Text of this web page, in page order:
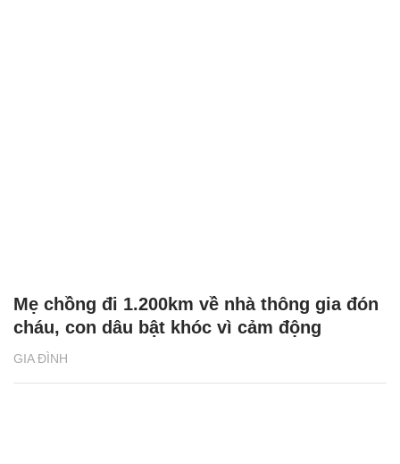
GIA ĐÌNH
Mẹ chồng đi 1.200km về nhà thông gia đón
cháu, con dâu bật khóc vì cảm động